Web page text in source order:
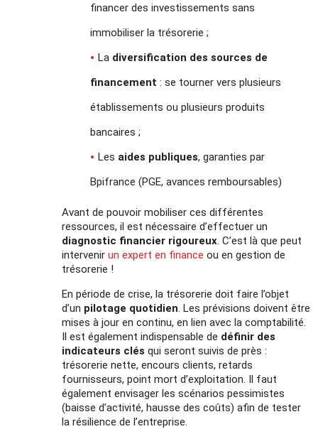
financer des investissements sans
immobiliser la trésorerie ;
La diversification des sources de
financement : se tourner vers plusieurs
établissements ou plusieurs produits
bancaires ;
Les aides publiques, garanties par
Bpifrance (PGE, avances remboursables)
Avant de pouvoir mobiliser ces différentes
ressources, il est nécessaire d’effectuer un
diagnostic financier rigoureux. C’est là que peut
intervenirun expert en finance ou en gestion de
trésorerie !
En période de crise, la trésorerie doit faire l’objet
d’un pilotage quotidien. Les prévisions doivent être
mises à jour en continu, en lien avec la comptabilité.
Il est également indispensable de définir des
indicateurs clés qui seront suivis de près :
trésorerie nette, encours clients, retards
fournisseurs, point mort d’exploitation. Il faut
également envisager les scénarios pessimistes
(baisse d’activité, hausse des coûts) afin de tester
la résilience de l’entreprise.